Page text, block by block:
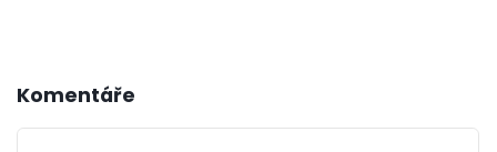
Komentáře